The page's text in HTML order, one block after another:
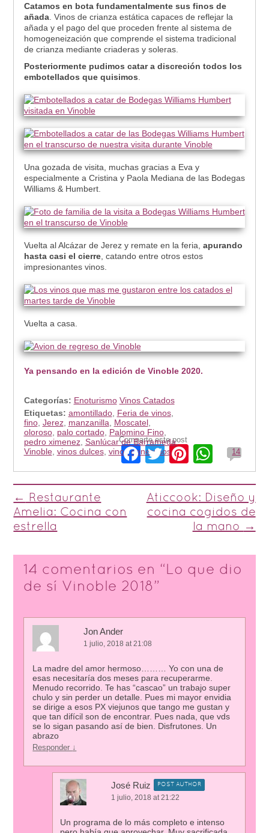
Catamos en bota fundamentalmente sus finos de
añada. Vinos de crianza estática capaces de reflejar la
añada y el pago del que proceden frente al sistema de
homogeneización que comprende el sistema tradicional
de crianza mediante criaderas y soleras.
Posteriormente pudimos catar a discreción todos los
embotellados que quisimos
Una gozada de visita, muchas gracias a Eva y
especialmente a Cristina y Paola Mediana de las Bodegas
Williams & Humbert.
Vuelta al Alcázar de Jerez y remate en la feria, apurando
hasta casi el cierre, catando entre otros estos
impresionantes vinos.
Vuelta a casa.
Ya pensando en la edición de Vinoble 2020.
Categorías: Enoturismo Vinos Catados
Etiquetas: amontillado, Feria de vinos,
fino, Jerez, manzanilla Moscatel,
oloroso, palo cortado, Palomino Fino,
pedro ximenez, Sanlúcar de Barrameda,
Vinoble, vinos dulces, vinos generosos
Comparte este post
Facebook
TwitterPinterest
14
Post navigation
←
Restaurante
Amelia: Cocina con
estrella
Aticcook: Diseño y
cocina cogidos de
la mano
→
14 comentarios en “Lo que dio
de sí Vinoble 2018”
Jon Ander
1 julio, 2018 at 21:08
La madre del amor hermoso……… Yo con una de
esas necesitaría dos meses para recuperarme.
Menudo recorrido. Te has “cascao” un trabajo super
chulo y sin perder un detalle. Pues mi mayor envidia
se dirige a esos PX viejunos que tango me gustan y
que tan difícil son de encontrar. Pues nada, que vds
se lo sigan pasando así de bien. Disfrutones. Un
abrazo
Responder ↓
José Ruiz POST AUTHOR
1 julio, 2018 at 21:22
Un programa de lo más completo e intenso